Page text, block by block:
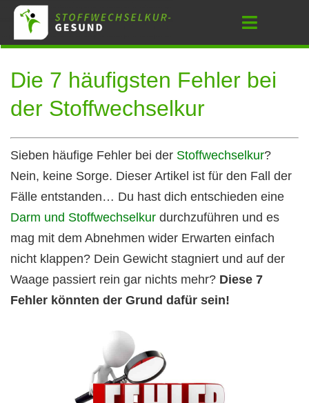
Zum
Inhalt
springen
Toggle
Die 7 häufigsten Fehler bei
der Stoffwechselkur
Sieben häufige Fehler bei der Stoffwechselkur?
Nein, keine Sorge. Dieser Artikel ist für den Fall der
Fälle entstanden… Du hast dich entschieden eine
Darm und Stoffwechselkurdurchzuführen und es
mag mit dem Abnehmen wider Erwarten einfach
nicht klappen? Dein Gewicht stagniert und auf der
Waage passiert rein gar nichts mehr? Diese 7
Fehler könnten der Grund dafür sein!